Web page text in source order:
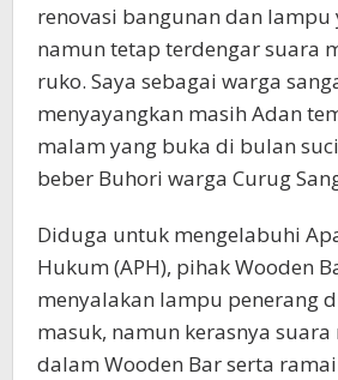
renovasi bangunan dan lampu
namun tetap terdengar suara
ruko. Saya sebagai warga
menyayangkan masih Adan
malam yang buka di bulan
beber Buhori warga Curug
Diduga untuk mengelabuhi
Hukum (APH), pihak Wooden
menyalakan lampu penerang
masuk, namun kerasnya
dalam Wooden Bar serta